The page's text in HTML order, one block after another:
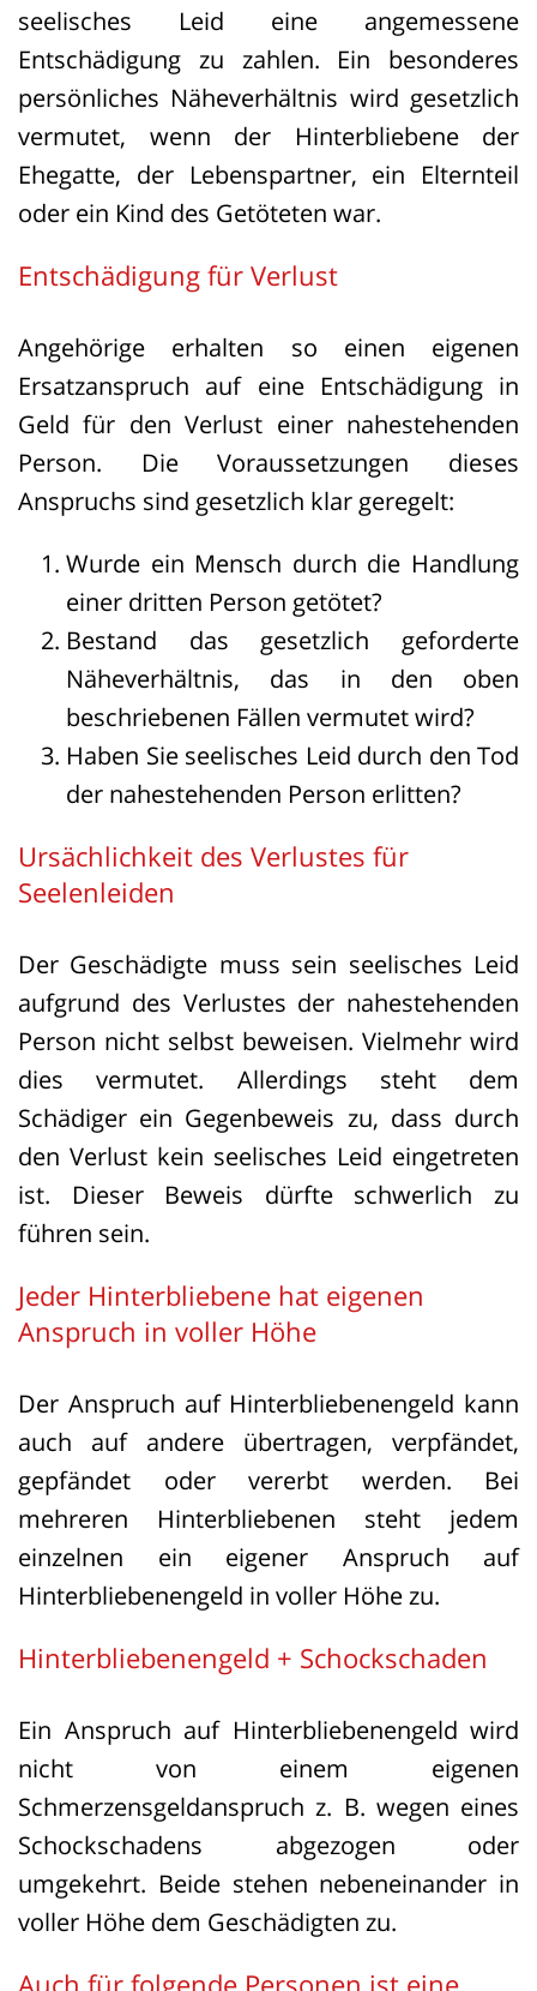
bestätigte aber die deliktische
Grundlage. Beide Seiten legten Revision
beim Bundesgerichtshof (BGH) ein.
Der VI. Zivilsenat des BGH stellte
Rechtsfehler fest und verwies den Fall
zurück an das OLG. Nach Ansicht des
BGH durfte der Unterhaltsanspruch
nur weil die Schadenshöhe nicht exakt
beziffert war. Es genüge, wenn – wie hier
– Mindestbeträge genannt und die
konkrete Höhe ins Ermessen des
Gerichts gestellt würden (§ 287 Abs. 1
hinreichend dargelegt, dass die
Verstorbene ihre Unterhaltspflicht durch
Haushaltsführung erfüllt habe – ein
Aspekt, den das OLG „offenbar aus dem
Blick verloren“ habe.
BGH: Urteil vom 24.06.2025 – Az. VI ZR
Gleichzeitig rügte der BGH auch die
OLG habe nicht isoliert feststellen
dürfen, dass die Forderung auf einer
vorsätzlichen unerlaubten Handlung
beruhe, nachdem es den
Leistungsanspruch verneint hatte. Eine
solche Feststellung könne nur im
Zusammenhang mit einem bestehenden
Anspruch erfolgen.
Damit muss das OLG Naumburg nun
erneut über den Unterhaltsersatz und
entscheiden.
seelisches Leid eine angemessene
Entschädigung zu zahlen. Ein besonderes
persönliches Näheverhältnis wird gesetzlich
vermutet, wenn der Hinterbliebene der
Ehegatte, der Lebenspartner, ein Elternteil
oder ein Kind des Getöteten war.
Entschädigung für Verlust
Angehörige erhalten so einen eigenen
Ersatzanspruch auf eine Entschädigung in
Geld für den Verlust einer nahestehenden
Person. Die Voraussetzungen dieses
Anspruchs sind gesetzlich klar geregelt:
Wurde ein Mensch durch die Handlung
einer dritten Person getötet?
Bestand das gesetzlich geforderte
Näheverhältnis, das in den oben
beschriebenen Fällen vermutet wird?
Haben Sie seelisches Leid durch den Tod
der nahestehenden Person erlitten?
Ursächlichkeit des Verlustes für
Seelenleiden
Der Geschädigte muss sein seelisches Leid
aufgrund des Verlustes der nahestehenden
Person nicht selbst beweisen. Vielmehr wird
dies vermutet. Allerdings steht dem
Schädiger ein Gegenbeweis zu, dass durch
den Verlust kein seelisches Leid eingetreten
ist. Dieser Beweis dürfte schwerlich zu
führen sein.
Jeder Hinterbliebene hat eigenen
Anspruch in voller Höhe
Der Anspruch auf Hinterbliebenengeld kann
auch auf andere übertragen, verpfändet,
gepfändet oder vererbt werden. Bei
mehreren Hinterbliebenen steht jedem
einzelnen ein eigener Anspruch auf
Hinterbliebenengeld in voller Höhe zu.
Hinterbliebenengeld + Schockschaden
Ein Anspruch auf Hinterbliebenengeld wird
nicht von einem eigenen
Schmerzensgeldanspruch z. B. wegen eines
Schockschadens abgezogen oder
umgekehrt. Beide stehen nebeneinander in
voller Höhe dem Geschädigten zu.
Auch für folgende Personen ist eine